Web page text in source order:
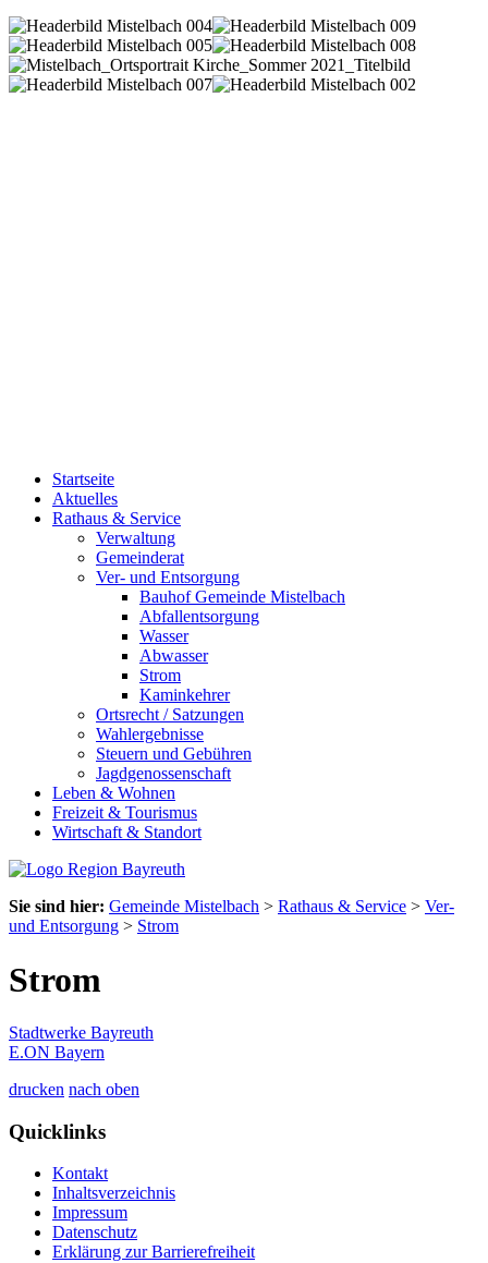
Startseite
Aktuelles
Rathaus & Service
Verwaltung
Gemeinderat
Ver- und Entsorgung
Bauhof Gemeinde Mistelbach
Abfallentsorgung
Wasser
Abwasser
Strom
Kaminkehrer
Ortsrecht / Satzungen
Wahlergebnisse
Steuern und Gebühren
Jagdgenossenschaft
Leben & Wohnen
Freizeit & Tourismus
Wirtschaft & Standort
Sie sind hier: Gemeinde Mistelbach > Rathaus & Service > Ver-
und Entsorgung > Strom
Strom
Stadtwerke Bayreuth
E.ON Bayern
drucken nach oben
Quicklinks
Kontakt
Inhaltsverzeichnis
Impressum
Datenschutz
Erklärung zur Barrierefreiheit